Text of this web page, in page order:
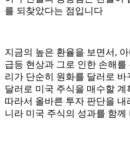
를 되찾았다는 점입니다
지금의 높은 환율을 보면서,
급등 현상과 그로 인한 손해
리가 단순히 원화를 달러로
달러로 미국 주식을 매수할
따라서 올바른 투자 판단을
니라 미국 주식의 성과를 함